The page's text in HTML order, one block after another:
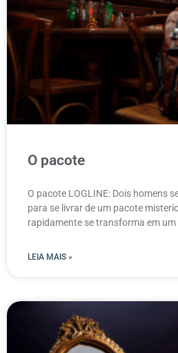
O pacote
O pacote LOGLINE: Dois homens
para se livrar de um pacote
rapidamente se transforma em um
LEIA MAIS »